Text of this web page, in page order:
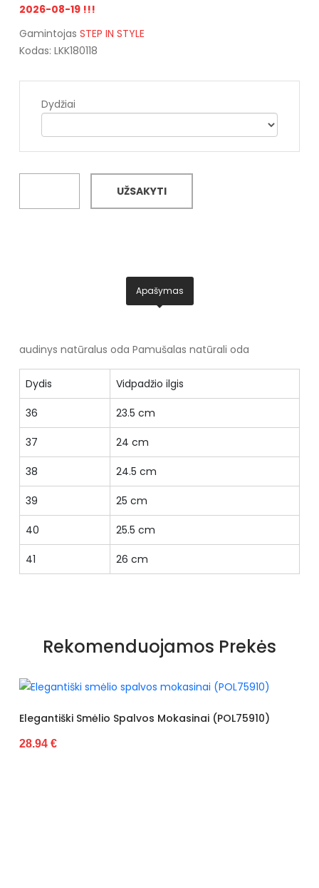
2026-08-19 !!!
Gamintojas STEP IN STYLE
Kodas: LKK180118
Dydžiai
UŽSAKYTI
Apašymas
audinys natūralus oda Pamušalas natūrali oda
Dydis Vidpadžio ilgis
36 23.5 cm
37 24 cm
38 24.5 cm
39 25 cm
40 25.5 cm
41 26 cm
Rekomenduojamos Prekės
Mokasinai (POL75910) Juodi Mokasinai